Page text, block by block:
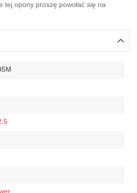
tej opony proszę powołać się na